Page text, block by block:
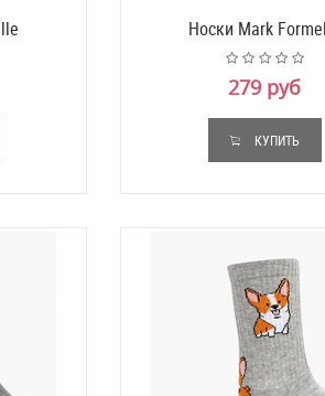
Носки Mark
279 руб
КУПИТЬ